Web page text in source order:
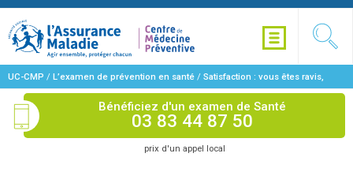
UC-CMP / L’examen de prévention en santé / Satisfaction : vous êtes ravis,
nous aussi affiche_satisfaction_GLOBALE
Bénéficiez d'un examen de Santé
03 83 44 87 50
prix d'un appel local